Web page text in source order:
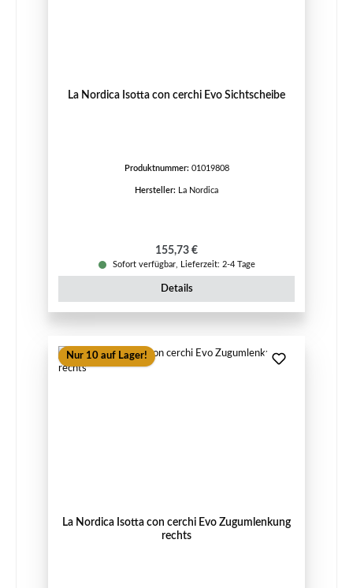
La Nordica Isotta con cerchi Evo Sichtscheibe
Produktnummer: 01019808
Hersteller: La Nordica
Regulärer Preis:
155,73 €
Sofort verfügbar, Lieferzeit: 2-4 Tage
Details
Nur 10 auf Lager!
La Nordica Isotta con cerchi Evo Zugumlenkung
rechts